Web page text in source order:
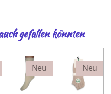
gefallen könnten
Neu Neu